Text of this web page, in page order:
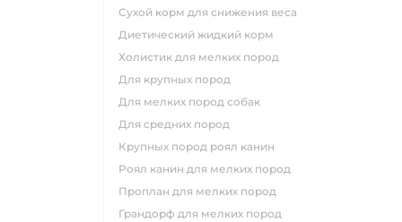
сухой корм для снижения веса
диетический жидкий корм
холистик для мелких пород
для крупных пород
для мелких пород собак
для средних пород
крупных пород роял канин
роял канин для мелких пород
проплан для мелких пород
грандорф для мелких пород